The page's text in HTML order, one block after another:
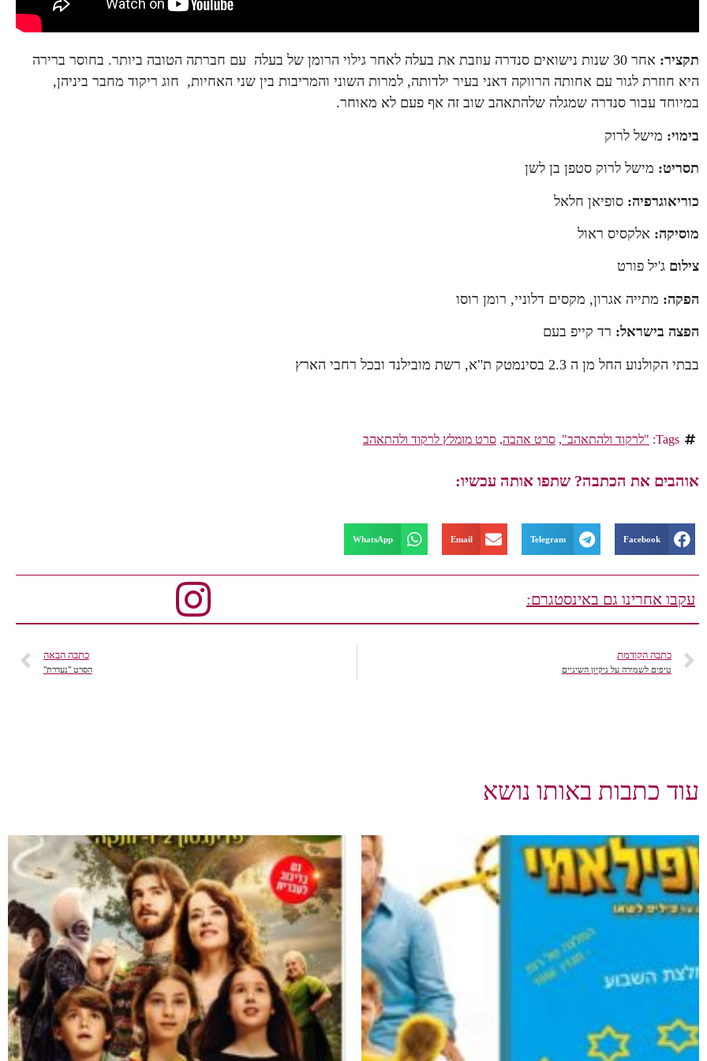
תקציר:
אחר 30 שנות נישואים סנדרה עוזבת את בעלה לאחר גילוי הרומן של בעלה עם חברתה הטובה ביותר. בחוסר ברירה
היא חוזרת לגור עם אחותה הרווקה דאני בעיר ילדותה, למרות השוני והמריבות בין שני האחיות, חוג ריקוד מחבר ביניהן,
במיוחד עבור סנדרה שמגלה שלהתאהב שוב זה אף פעם לא מאוחר.
בימוי: מישל לרוק
תסריט: מישל לרוק סטפן בן לשן
כוריאוגרפיה: סופיאן חלאל
מוסיקה: אלקסיס ראול
צילום ג'יל פורט
הפקה: מתייה אגרון, מקסים דלוניי, רומן רוסו
הפצה בישראל: רד קייפ בעם
בבתי הקולנוע החל מן ה 2.3 בסינמטק ת"א, רשת מובילנד ובכל רחבי הארץ
Tags: "לרקוד ולהתאהב", סרט אהבה, סרט מומלץ לרקוד ולהתאהב
אוהבים את הכתבה? שתפו אותה עכשיו:
Facebook
Telegram
Email
WhatsApp
עקבו אחרינו גם באינסטגרם:
כתבה הקודמת
טיפים לשמירה על ניקיון השיניים
כתבה הבאה
הסרט "נעדרת"
עוד כתבות באותו נושא